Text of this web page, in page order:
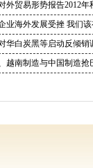
外贸易形势报告2012年
业海外发展受挫 我们
华白炭黑等启动反倾销
越南制造与中国制造抢